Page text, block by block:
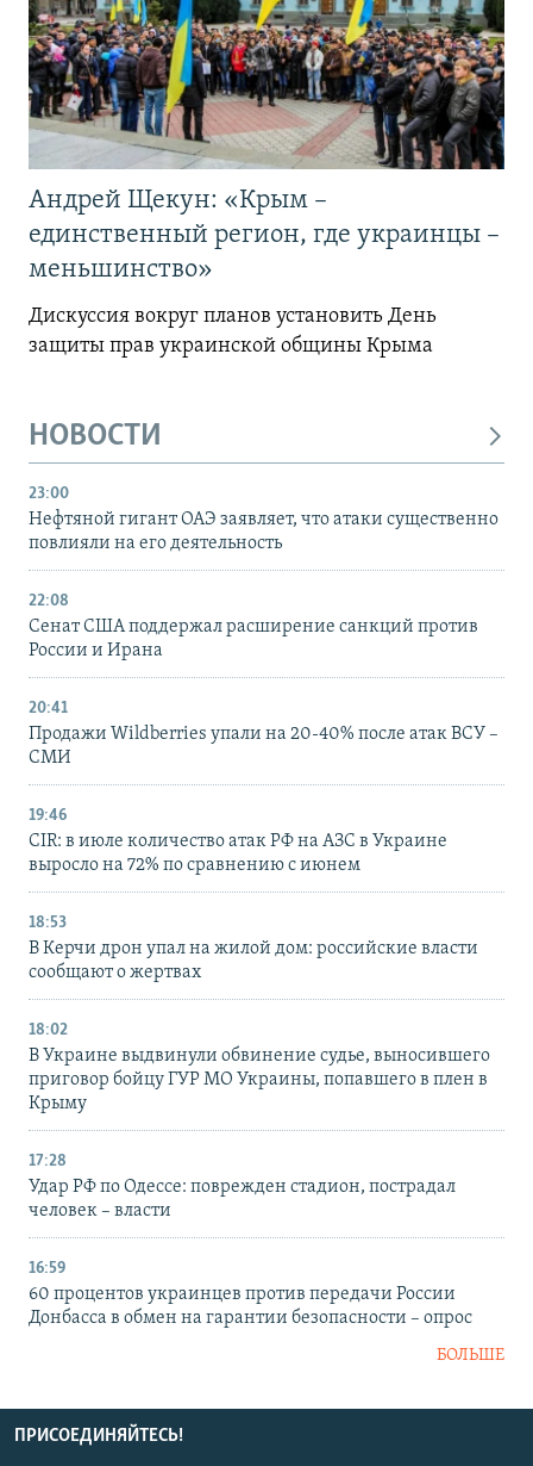
Андрей Щекун: «Крым –
единственный регион, где украинцы –
меньшинство»
Дискуссия вокруг планов установить День
защиты прав украинской общины Крыма
НОВОСТИ
23:00
Нефтяной гигант ОАЭ заявляет, что атаки существенно
повлияли на его деятельность
22:08
Сенат США поддержал расширение санкций против
России и Ирана
20:41
Продажи Wildberries упали на 20-40% после атак ВСУ –
СМИ
19:46
CIR: в июле количество атак РФ на АЗС в Украине
выросло на 72% по сравнению с июнем
18:53
В Керчи дрон упал на жилой дом: российские власти
сообщают о жертвах
18:02
В Украине выдвинули обвинение судье, выносившего
приговор бойцу ГУР МО Украины, попавшего в плен в
Крыму
17:28
Удар РФ по Одессе: поврежден стадион, пострадал
человек – власти
16:59
60 процентов украинцев против передачи России
Донбасса в обмен на гарантии безопасности – опрос
БОЛЬШЕ
ПРИСОЕДИНЯЙТЕСЬ!